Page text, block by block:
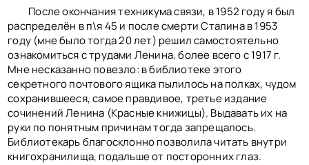
После окончания техникума связи, в 1952 году я был
распределён в п\я 45 и после смерти Сталина в 1953
году (мне было тогда 20 лет) решил самостоятельно
ознакомиться с трудами Ленина, более всего с 1917 г.
Мне несказанно повезло: в библиотеке этого
секретного почтового ящика пылилось на полках, чудом
сохранившееся, самое правдивое, третье издание
сочинений Ленина (Красные книжицы). Выдавать их на
руки по понятным причинам тогда запрещалось.
Библиотекарь благосклонно позволила читать внутри
книгохранилища, подальше от посторонних глаз.